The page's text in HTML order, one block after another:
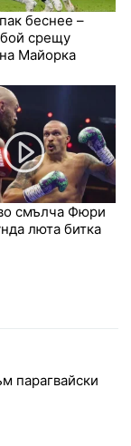
беснее –
срещу
Майорка
смълча Фюри
люта битка
парагвайски